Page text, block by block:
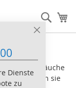
Dienste
zu
Verwenden sie